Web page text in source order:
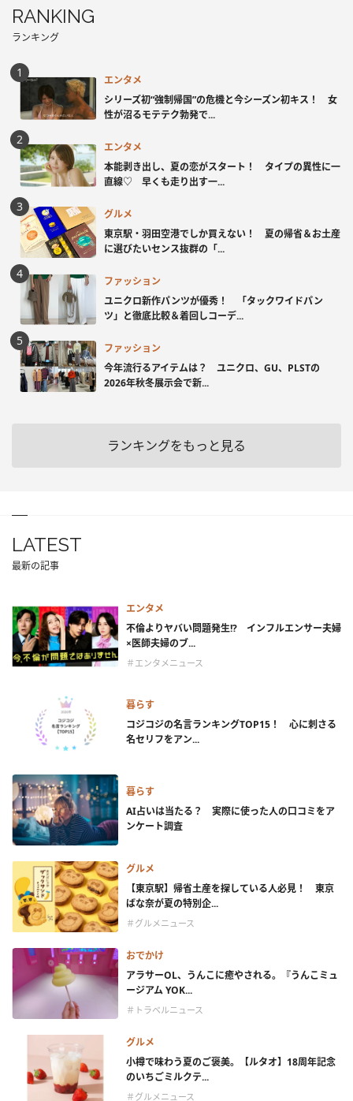
RANKING
ランキング
エンタメ
シリーズ初“強制帰国”の危機と今シーズン初キス！ 女
性が沼るモテテク勃発で...
エンタメ
本能剥き出し、夏の恋がスタート！ タイプの異性に一
直線♡ 早くも走り出す一...
グルメ
東京駅・羽田空港でしか買えない！ 夏の帰省＆お土産
に選びたいセンス抜群の「...
ファッション
ユニクロ新作パンツが優秀！ 「タックワイドパン
ツ」と徹底比較＆着回しコーデ...
ファッション
今年流行るアイテムは？ ユニクロ、GU、PLSTの
2026年秋冬展示会で新...
ランキングをもっと見る
LATEST
最新の記事
エンタメ
不倫よりヤバい問題発生!? インフルエンサー夫婦
×医師夫婦のブ...
＃エンタメニュース
暮らす
コジコジの名言ランキングTOP15！ 心に刺さる
名セリフをアン...
暮らす
AI占いは当たる？ 実際に使った人の口コミをア
ンケート調査
グルメ
【東京駅】帰省土産を探している人必見！ 東京
ばな奈が夏の特別企...
＃グルメニュース
おでかけ
アラサーOL、うんこに癒やされる。『うんこミュ
ージアム YOK...
＃トラベルニュース
グルメ
小樽で味わう夏のご褒美。【ルタオ】18周年記念
のいちごミルクテ...
＃グルメニュース